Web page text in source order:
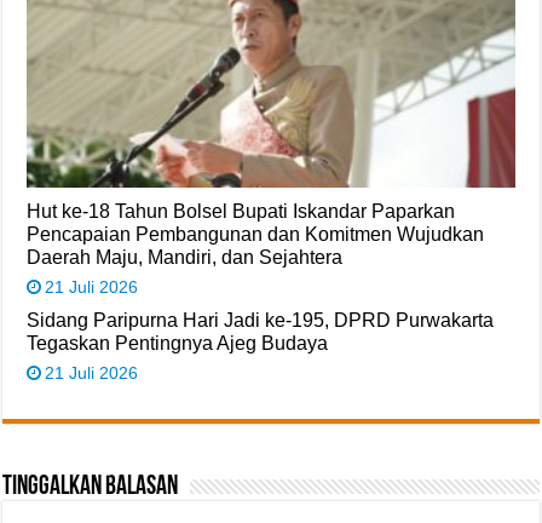
Hut ke-18 Tahun Bolsel Bupati Iskandar Paparkan
Pencapaian Pembangunan dan Komitmen Wujudkan
Daerah Maju, Mandiri, dan Sejahtera
21 Juli 2026
Sidang Paripurna Hari Jadi ke-195, DPRD Purwakarta
Tegaskan Pentingnya Ajeg Budaya
21 Juli 2026
Tinggalkan Balasan